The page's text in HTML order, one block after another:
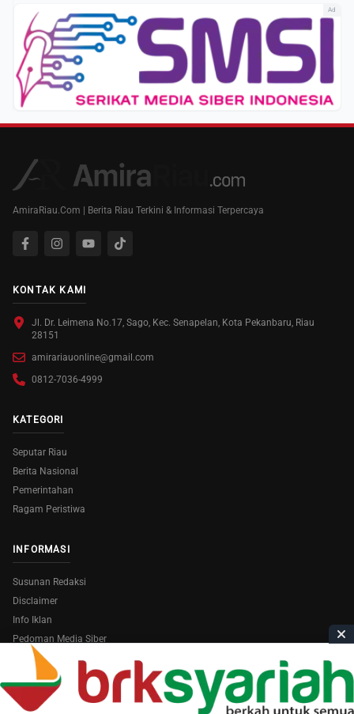
Ad
AmiraRiau.Com | Berita Riau Terkini & Informasi Terpercaya
KONTAK KAMI
Jl. Dr. Leimena No.17, Sago, Kec. Senapelan, Kota Pekanbaru, Riau
28151
amirariauonline@gmail.com
0812-7036-4999
KATEGORI
Seputar Riau
Berita Nasional
Pemerintahan
Ragam Peristiwa
INFORMASI
Susunan Redaksi
Disclaimer
Info Iklan
Pedoman Media Siber
Copyright © 2026 AmiraRiau.com . All Rights Reserved.